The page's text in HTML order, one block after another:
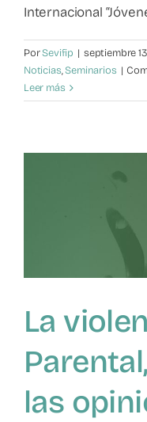
Internacional
PorSevifip | septiembre
Noticias,Seminarios |
Leer más
La
las